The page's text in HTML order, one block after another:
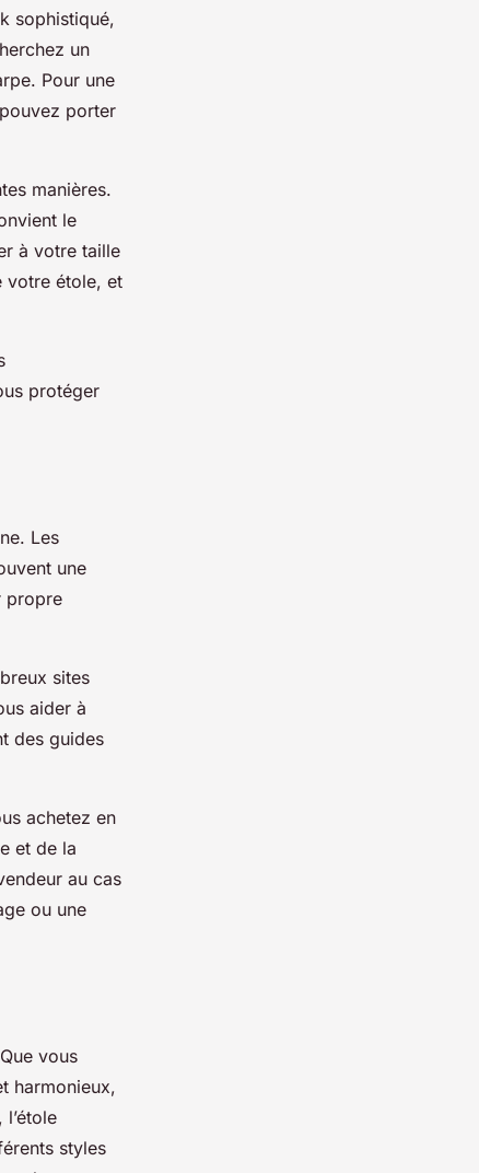
sophistiqué,
un
Pour une
porter
manières.
le
à votre taille
votre étole, et
protéger
Les
une
propre
sites
aider à
des guides
achetez en
et de la
au cas
ou une
vous
harmonieux,
styles